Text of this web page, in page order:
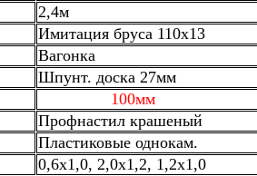
2,4м
Имитация бруса 110х13
Вагонка
Шпунт. доска 27мм
100мм
Профнастил крашеный
Пластиковые однокам.
0,6х1,0, 2,0х1,2, 1,2х1,0